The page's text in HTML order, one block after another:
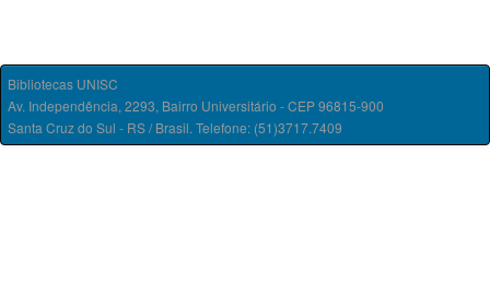
Bibliotecas UNISC
Av. Independência, 2293, Bairro Universitário - CEP 96815-900
Santa Cruz do Sul - RS / Brasil. Telefone: (51)3717.7409